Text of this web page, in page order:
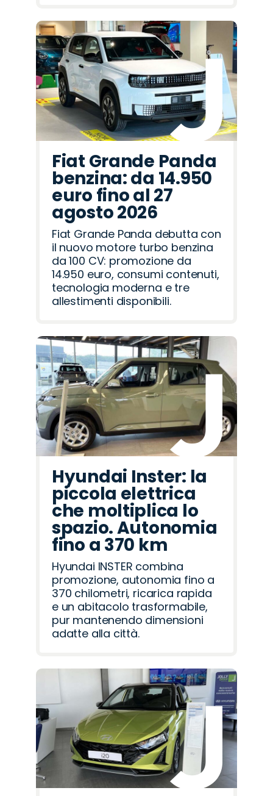
Fiat Grande Panda
benzina: da 14.950
euro fino al 27
agosto 2026
Fiat Grande Panda debutta con
il nuovo motore turbo benzina
da 100 CV: promozione da
14.950 euro, consumi contenuti,
tecnologia moderna e tre
allestimenti disponibili.
Hyundai Inster: la
piccola elettrica
che moltiplica lo
spazio. Autonomia
fino a 370 km
Hyundai INSTER combina
promozione, autonomia fino a
370 chilometri, ricarica rapida
e un abitacolo trasformabile,
pur mantenendo dimensioni
adatte alla città.